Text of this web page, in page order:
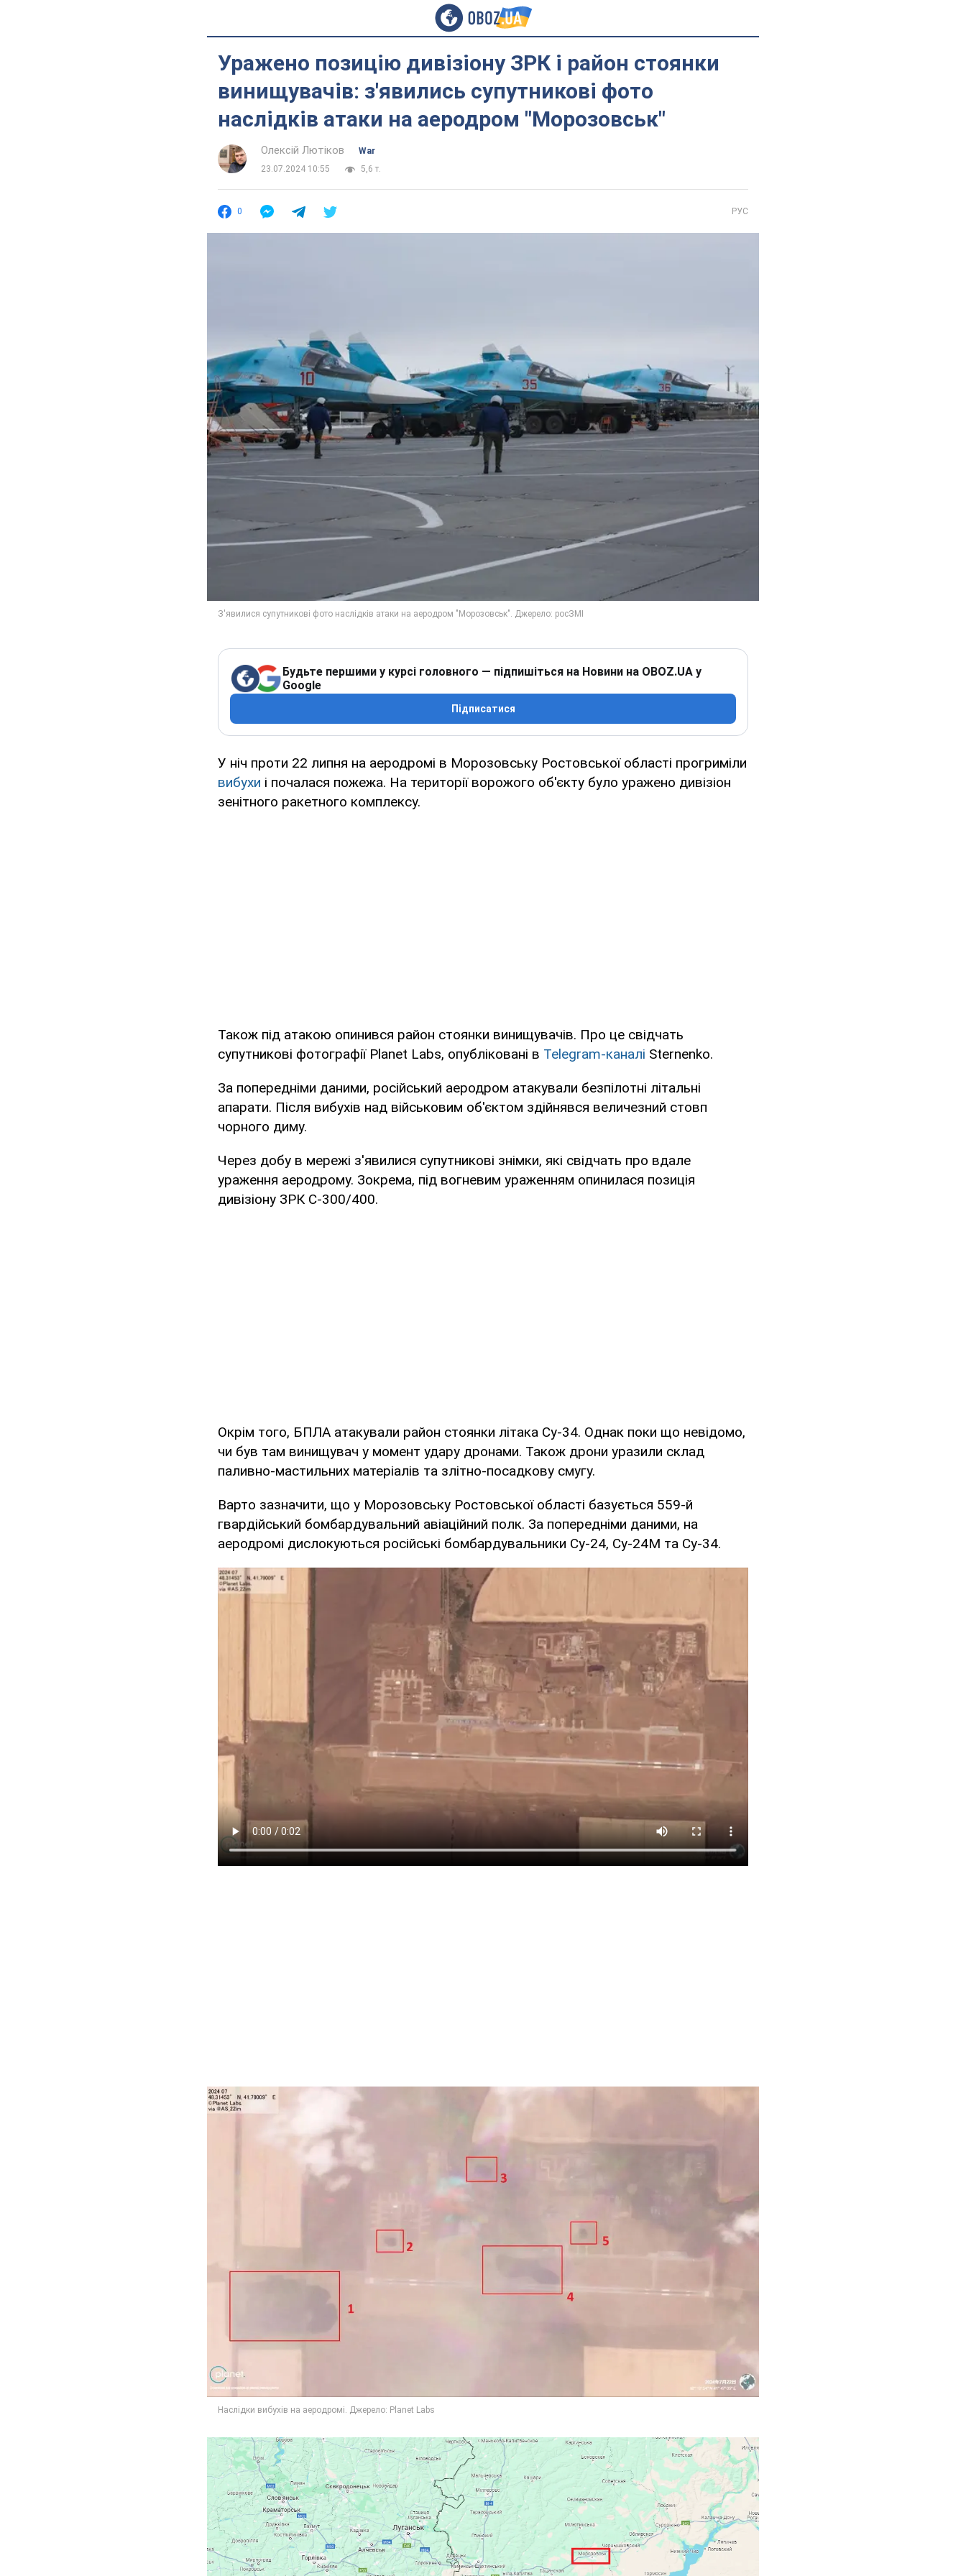
Уражено позицію дивізіону ЗРК і район стоянки
винищувачів: з'явились супутникові фото
наслідків атаки на аеродром "Морозовськ"
Олексій Лютіков
War
23.07.2024 10:55
5,6 т.
0 РУС
Будьте першими у курсі головного — підпишіться на Новини на OBOZ.UA у
Google
Підписатися
У ніч проти 22 липня на аеродромі в Морозовську Ростовської області прогриміли
вибухи і почалася пожежа. На території ворожого об'єкту було уражено дивізіон
зенітного ракетного комплексу.
Також під атакою опинився район стоянки винищувачів. Про це свідчать
супутникові фотографії Planet Labs, опубліковані в Telegram-каналі Sternenko.
За попередніми даними, російський аеродром атакували безпілотні літальні
апарати. Після вибухів над військовим об'єктом здійнявся величезний стовп
чорного диму.
Через добу в мережі з'явилися супутникові знімки, які свідчать про вдале
ураження аеродрому. Зокрема, під вогневим ураженням опинилася позиція
дивізіону ЗРК С-300/400.
Окрім того, БПЛА атакували район стоянки літака Су-34. Однак поки що невідомо,
чи був там винищувач у момент удару дронами. Також дрони уразили склад
паливно-мастильних матеріалів та злітно-посадкову смугу.
Варто зазначити, що у Морозовську Ростовської області базується 559-й
гвардійський бомбардувальний авіаційний полк. За попередніми даними, на
аеродромі дислокуються російські бомбардувальники Су-24, Су-24М та Су-34.